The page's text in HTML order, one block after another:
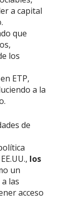
a capital
que
los
ETP,
a la
de
los
un
las
acceso